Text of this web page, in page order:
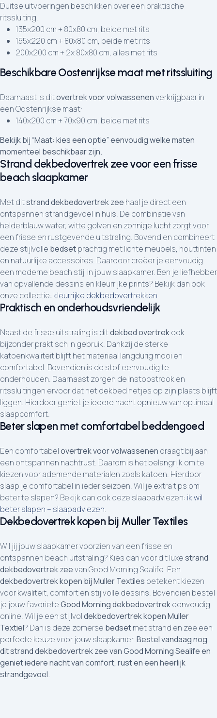
Duitse uitvoeringen beschikken over een praktische
ritssluiting.
135x200 cm + 80x80 cm, beide met rits
155x220 cm + 80x80 cm, beide met rits
200x200 cm + 2x 80x80 cm, alles met rits
Beschikbare Oostenrijkse maat met ritssluiting
Daarnaast is ditovertrek voor volwassenenverkrijgbaar in
een Oostenrijkse maat:
140x200 cm + 70x90 cm, beide met rits
Bekijk bij “Maat: kies een optie” eenvoudig welke maten
momenteel beschikbaar zijn.
Strand dekbedovertrek zee voor een frisse
beach slaapkamer
Met ditstrand dekbedovertrek zee haal je direct een
ontspannen strandgevoel in huis. De combinatie van
helderblauw water, witte golven en zonnige lucht zorgt voor
een frisse en rustgevende uitstraling. Bovendien combineert
deze stijlvolle bedsetprachtig met lichte meubels, houttinten
en natuurlijke accessoires. Daardoor creëer je eenvoudig
een moderne beach stijl in jouw slaapkamer. Ben je liefhebber
van opvallende dessins en kleurrijke prints? Bekijk dan ook
onze collectie: kleurrijke dekbedovertrekken.
Praktisch en onderhoudsvriendelijk
Naast de frisse uitstraling is ditdekbed overtrekook
bijzonder praktisch in gebruik. Dankzij de sterke
katoenkwaliteit blijft het materiaal langdurig mooi en
comfortabel. Bovendien is de stof eenvoudig te
onderhouden. Daarnaast zorgen de instopstrook en
ritssluitingen ervoor dat het dekbed netjes op zijn plaats blijft
liggen. Hierdoor geniet je iedere nacht opnieuw van optimaal
slaapcomfort.
Beter slapen met comfortabel beddengoed
Een comfortabelovertrek voor volwassenen draagt bij aan
een ontspannen nachtrust. Daarom is het belangrijk om te
kiezen voor ademende materialen zoals katoen. Hierdoor
slaap je comfortabel in ieder seizoen. Wil je extra tips om
beter te slapen? Bekijk dan ook deze slaapadviezen: ik wil
beter slapen – slaapadviezen.
Dekbedovertrek kopen bij Muller Textiles
Wil jij jouw slaapkamer voorzien van een frisse en
ontspannen beach uitstraling? Kies dan voor dit luxestrand
dekbedovertrek zeevan Good Morning Sealife. Een
dekbedovertrek kopen bij Muller Textiles betekent kiezen
voor kwaliteit, comfort en stijlvolle dessins. Bovendien bestel
je jouw favorieteGood Morning dekbedovertrekeenvoudig
online. Wil je een stijlvoldekbedovertrek kopen Muller
Textiel? Dan is deze zomerse bedsetmet strand en zee een
perfecte keuze voor jouw slaapkamer.Bestel vandaag nog
dit strand dekbedovertrek zee van Good Morning Sealife en
geniet iedere nacht van comfort, rust en een heerlijk
strandgevoel.